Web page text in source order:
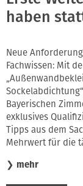
haben
Neue
Fachwissen: Mit
Bayerischen
exklusives
Tipps aus dem
Mehrwert für die
❯ mehr